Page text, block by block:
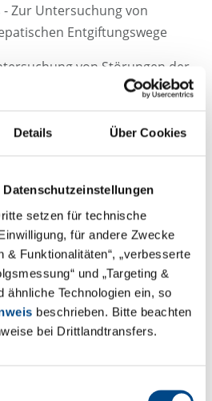
Details Über Cookies
setzen für technische
für andere Zwecke
& Funktionalitäten“, „verbesserte
und „Targeting &
ähnliche Technologien ein, so
beschrieben. Bitte beachten
bei Drittlandtransfers.
- Zur Untersuchung von
Entgiftungswege
von Störungen der
von Störungen
in den Hepatozyten,
durch Bestimmung des
Cholestase-Indexes
Index bzw. DICI)
Bewertung der direkten
Schilddrüse (TPO, DIO, NIS)